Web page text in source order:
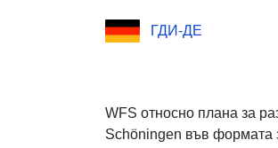
ГДИ-ДЕ
WFS относно плана за
Schöningen във формата